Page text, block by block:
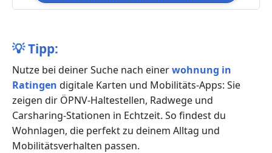
💡Tipp:
Nutze bei deiner Suche nach einerwohnung in
Ratingen digitale Karten und Mobilitäts-Apps: Sie
zeigen dir ÖPNV-Haltestellen, Radwege und
Carsharing-Stationen in Echtzeit. So findest du
Wohnlagen, die perfekt zu deinem Alltag und
Mobilitätsverhalten passen.